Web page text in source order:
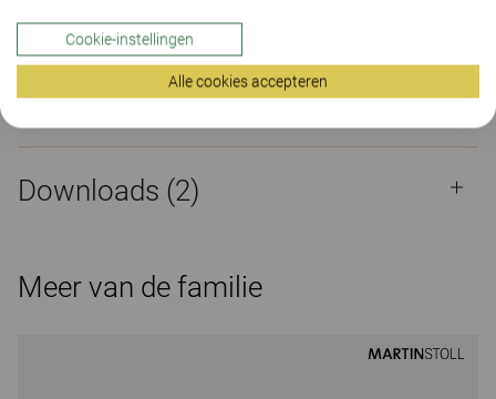
Eigenschappen
Downloads (2)
Meer van de familie
Cookie-instellingen
Alle cookies accepteren